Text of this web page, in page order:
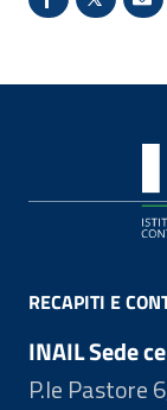
Condividi
X -
RECAPITI E
INAIL Sede
P.le Pastore